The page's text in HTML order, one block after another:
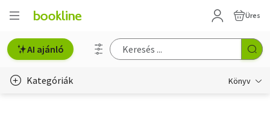
Üres
AI ajánló
Kategóriák Könyv